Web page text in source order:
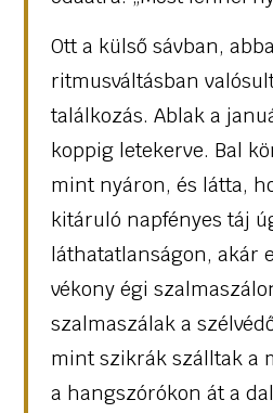
Ott a külső sávban,
ritmusváltásban
találkozás. Ablak a
koppig letekerve. Bal
mint nyáron, és látta,
kitáruló napfényes táj
láthatatlanságon, akár
vékony égi
szalmaszálak a
mint szikrák szálltak a
a hangszórókon át a